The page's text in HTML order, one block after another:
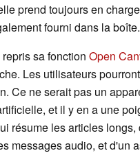
prend toujours en
fourni dans la boîte.
sa fonction Open
Les utilisateurs
Ce ne serait pas un
et il y en a une
résume les articles
messages audio, et d'un